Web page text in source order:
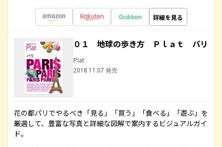
詳細を見る
０１ 地球の歩き方 Ｐｌａｔ パリ
Plat
2018.11.07 発売
花の都パリでやるべき「見る」「買う」「食べる」「遊ぶ」を
厳選して、豊富な写真と詳細な図解で案内するビジュアルガイ
ド。